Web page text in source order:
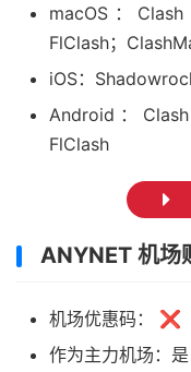
macOS：
FlClash；
iOS：
Android：
FlClash
ANYNET 机场
机场优惠码： ❌
作为主力机场：